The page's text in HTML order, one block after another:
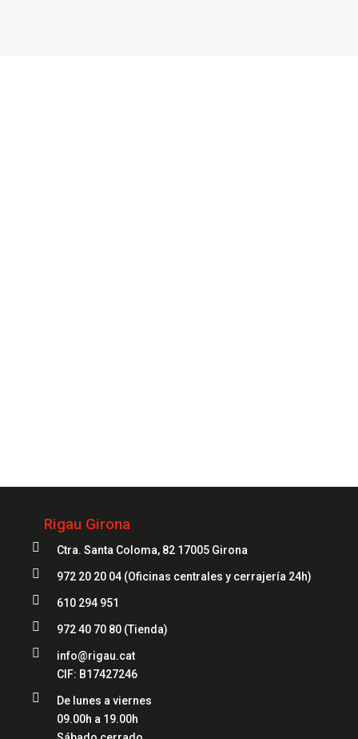
Rigau Girona
 Ctra. Santa Coloma, 82 17005 Girona
 972 20 20 04 (Oficinas centrales y cerrajería 24h)
 610 294 951
 972 40 70 80 (Tienda)

info@rigau.cat
CIF: B17427246

De lunes a viernes
09.00h a 19.00h